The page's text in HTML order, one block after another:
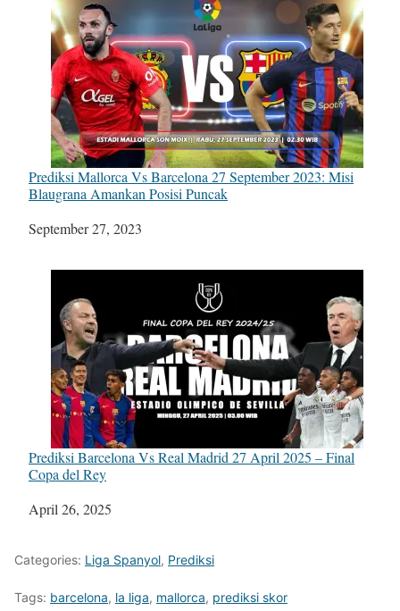
Prediksi Mallorca Vs Barcelona 27 September 2023: Misi
Blaugrana Amankan Posisi Puncak
Tanggal
September 27, 2023
Prediksi Barcelona Vs Real Madrid 27 April 2025 – Final
Copa del Rey
Tanggal
April 26, 2025
Categories: Liga Spanyol, Prediksi
Tags: barcelona, la liga, mallorca, prediksi skor